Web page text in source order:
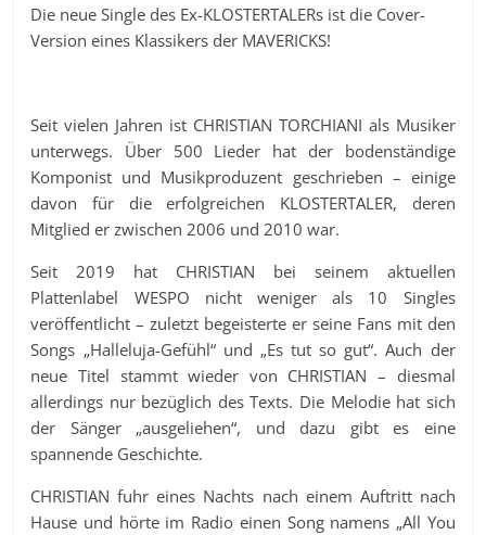
Die neue Single des Ex-KLOSTERTALERs ist die Cover-
Version eines Klassikers der MAVERICKS!
Seit vielen Jahren ist CHRISTIAN TORCHIANI als Musiker
unterwegs. Über 500 Lieder hat der bodenständige
Komponist und Musikproduzent geschrieben – einige
davon für die erfolgreichen KLOSTERTALER, deren
Mitglied er zwischen 2006 und 2010 war.
Seit 2019 hat CHRISTIAN bei seinem aktuellen
Plattenlabel WESPO nicht weniger als 10 Singles
veröffentlicht – zuletzt begeisterte er seine Fans mit den
Songs „Halleluja-Gefühl“ und „Es tut so gut“. Auch der
neue Titel stammt wieder von CHRISTIAN – diesmal
allerdings nur bezüglich des Texts. Die Melodie hat sich
der Sänger „ausgeliehen“, und dazu gibt es eine
spannende Geschichte.
CHRISTIAN fuhr eines Nachts nach einem Auftritt nach
Hause und hörte im Radio einen Song namens „All You